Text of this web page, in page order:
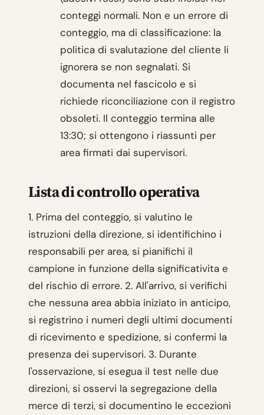
conteggi normali. Non e un errore di
conteggio, ma di classificazione: la
politica di svalutazione del cliente li
ignorera se non segnalati. Si
documenta nel fascicolo e si
richiede riconciliazione con il registro
obsoleti. Il conteggio termina alle
13:30; si ottengono i riassunti per
area firmati dai supervisori.
Lista di controllo operativa
1. Prima del conteggio, si valutino le
istruzioni della direzione, si identifichino i
responsabili per area, si pianifichi il
campione in funzione della significativita e
del rischio di errore. 2. All'arrivo, si verifichi
che nessuna area abbia iniziato in anticipo,
si registrino i numeri degli ultimi documenti
di ricevimento e spedizione, si confermi la
presenza dei supervisori. 3. Durante
l'osservazione, si esegua il test nelle due
direzioni, si osservi la segregazione della
merce di terzi, si documentino le eccezioni